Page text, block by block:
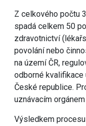
Z celkového počtu
spadá celkem 50
zdravotnictví
povolání nebo
na území ČR,
odborné kvalifikace
České republice.
uznávacím
Výsledkem